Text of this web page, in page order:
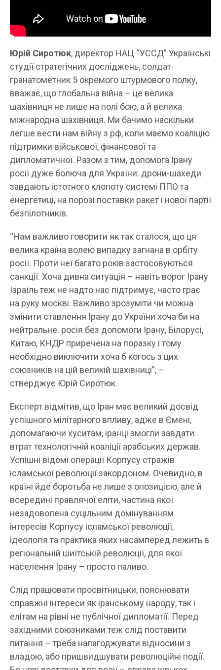
Юрій Сиротюк, директор НАЦ “УССД” Українські
студії стратегічних досліджень, солдат-
гранатометник 5 окремого штурмового полку,
вважає, що глобальна війна – це велика
шахівниця не лише на полі бою, а й велика
міжнародна шахівниця. Ми бачимо наскільки
легше вести нам війну з рф, коли маємо коаліцію
підтримки військової, фінансової та
дипломатичної. Разом з тим, допомога Ірану
росії дуже болюча для України: дрони-шахеди
завдають істотного клопоту системі ППО та
енергетиці, на порозі поставки ракет і нової партії
безпілотників.
“Нам важливо говорити як так сталося, що ця
велика країна волею випадку загнана в орбіту
росії. Проти неї багато років застосовуються
санкції. Хоча дивна ситуація – навіть ворог Ірану
Ізраїль теж не надто нас підтримує, часто грає
на руку москві. Важливо зрозуміти чи можна
змінити ставлення Ірану до України хоча би на
нейтральне. росія без допомоги Ірану, Білорусі,
Китаю, КНДР приречена на поразку і тому
необхідно виключити хоча б когось з цих
союзників на цій великій шахівниці”, –
стверджує Юрій Сиротюк.
Експерт відмітив, що Іран має великий досвід
успішного мілітарного впливу, адже в Ємені,
допомагаючи хуситам, іранці змогли завдати
втрат технологічній коаліції арабських держав.
Успішні відомі операції Корпусу стражів
ісламської революції закордоном. Очевидно, в
країні йде боротьба не лише з опозицією, але й
всередині правлячої еліти, частина якої
незадоволена суцільним домінуванням
інтересів Корпусу ісламської революції,
ідеологія та практика яких насамперед лежить в
регіональній шиїтській революції, для якої
населення Ірану – просто паливо.
Слід працювати просвітницьки, пояснювати
справжні інтереси як іранському народу, так і
елітам на рівні не публічної дипломатії. Перед
західними союзниками теж слід поставити
питання – треба налагоджувати відносини з
владою, або пришвидшувати революційні події.